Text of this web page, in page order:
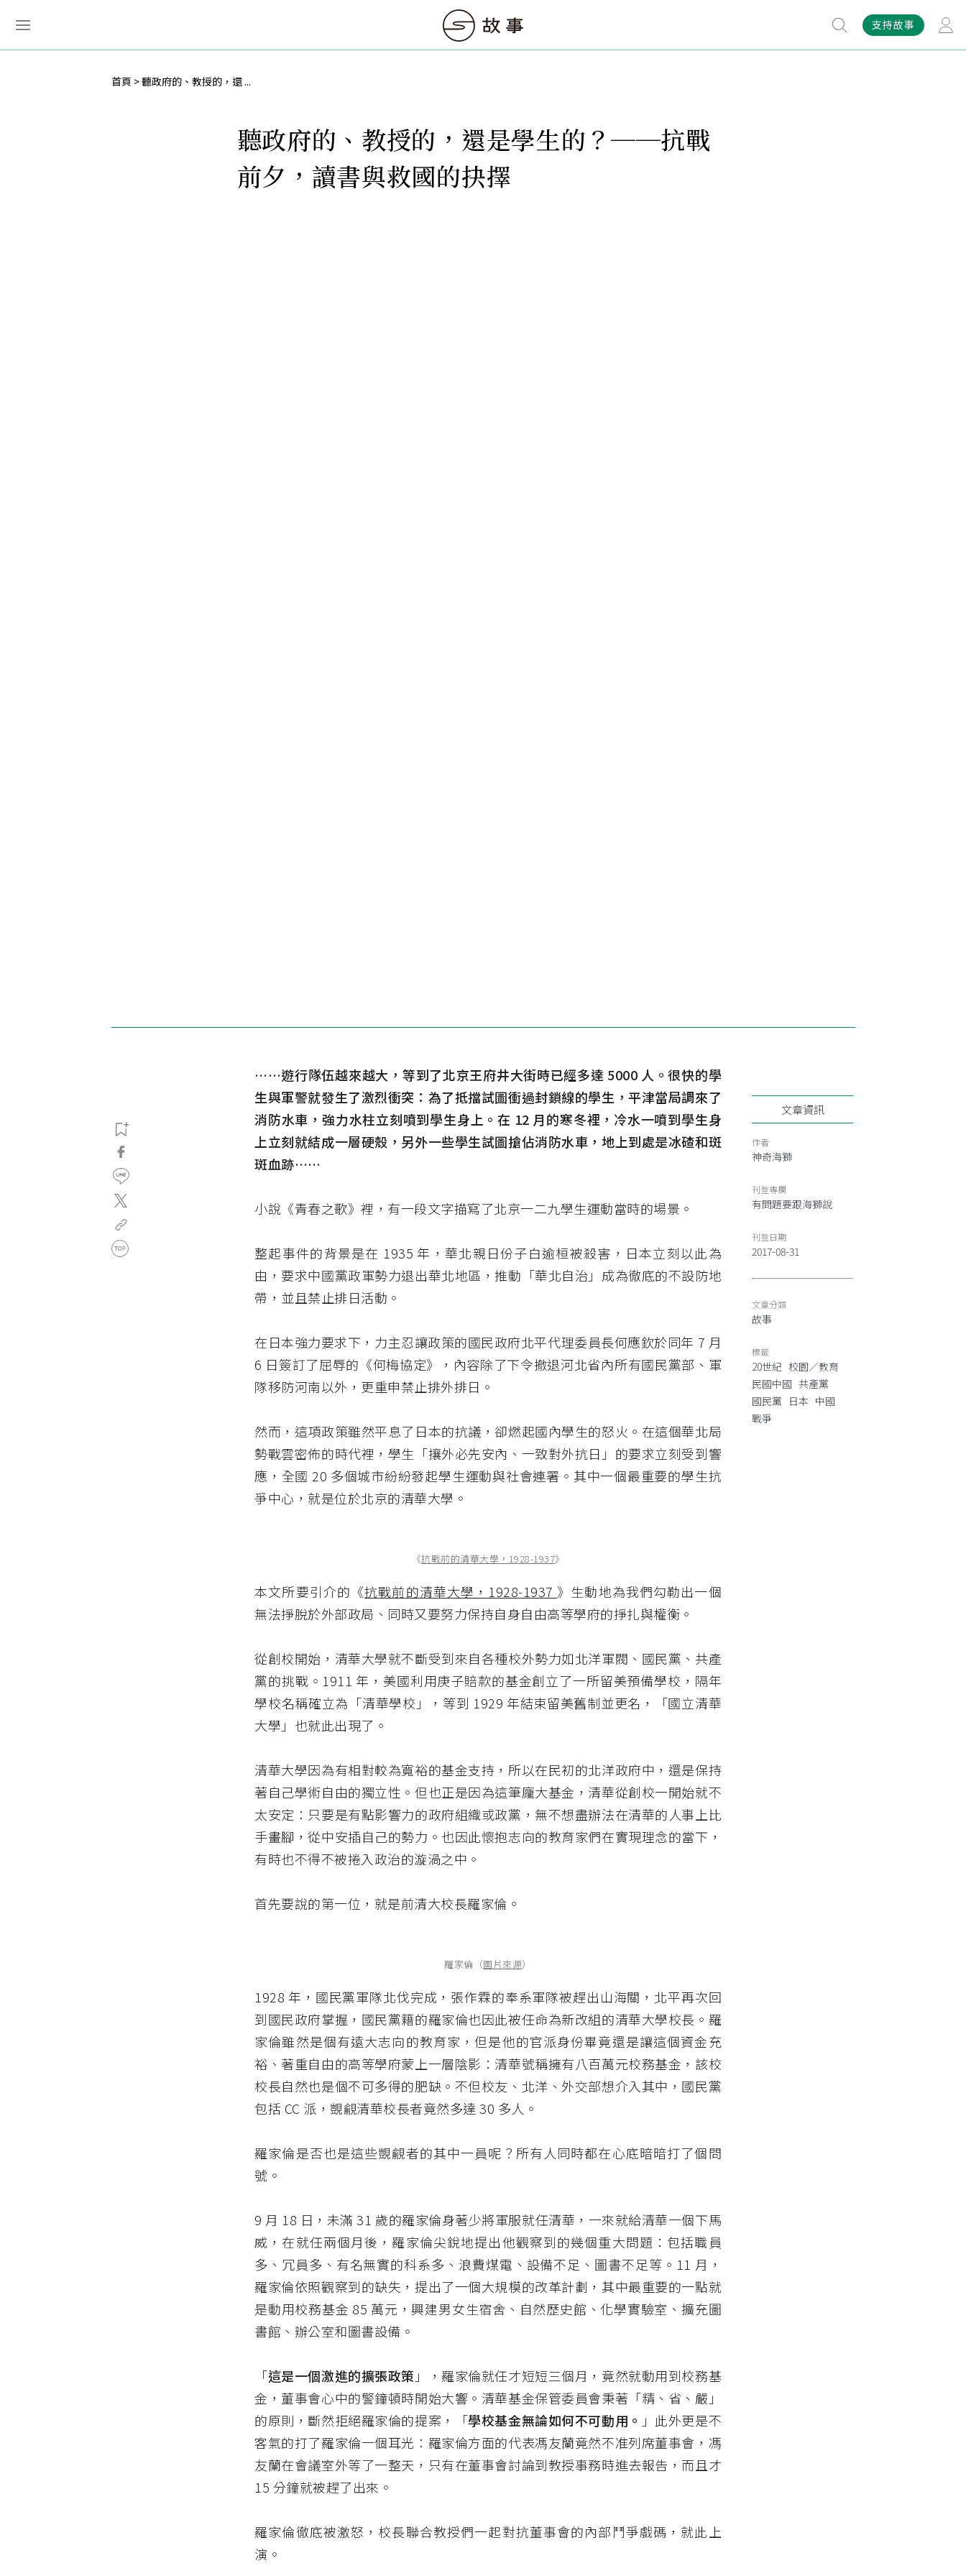
支持故事
首頁 聽政府的、教授的，還 ...
聽政府的、教授的，還是學生的？──抗戰
前夕，讀書與救國的抉擇
……遊行隊伍越來越大，等到了北京王府井大街時已經多達 5000 人。很快的學
生與軍警就發生了激烈衝突：為了抵擋試圖衝過封鎖線的學生，平津當局調來了
消防水車，強力水柱立刻噴到學生身上。在 12 月的寒冬裡，冷水一噴到學生身
上立刻就結成一層硬殼，另外一些學生試圖搶佔消防水車，地上到處是冰碴和斑
斑血跡……
小說《青春之歌》裡，有一段文字描寫了北京一二九學生運動當時的場景。
整起事件的背景是在 1935 年，華北親日份子白逾桓被殺害，日本立刻以此為
由，要求中國黨政軍勢力退出華北地區，推動「華北自治」成為徹底的不設防地
帶，並且禁止排日活動。
在日本強力要求下，力主忍讓政策的國民政府北平代理委員長何應欽於同年 7 月
6 日簽訂了屈辱的《何梅協定》，內容除了下令撤退河北省內所有國民黨部、軍
隊移防河南以外，更重申禁止排外排日。
然而，這項政策雖然平息了日本的抗議，卻燃起國內學生的怒火。在這個華北局
勢戰雲密佈的時代裡，學生「攘外必先安內、一致對外抗日」的要求立刻受到響
應，全國 20 多個城市紛紛發起學生運動與社會連署。其中一個最重要的學生抗
爭中心，就是位於北京的清華大學。
《抗戰前的清華大學，1928-1937》
本文所要引介的《抗戰前的清華大學，1928-1937 》生動地為我們勾勒出一個
無法掙脫於外部政局、同時又要努力保持自身自由高等學府的掙扎與權衡。
從創校開始，清華大學就不斷受到來自各種校外勢力如北洋軍閥、國民黨、共產
黨的挑戰。1911 年，美國利用庚子賠款的基金創立了一所留美預備學校，隔年
學校名稱確立為「清華學校」，等到 1929 年結束留美舊制並更名，「國立清華
大學」也就此出現了。
清華大學因為有相對較為寬裕的基金支持，所以在民初的北洋政府中，還是保持
著自己學術自由的獨立性。但也正是因為這筆龐大基金，清華從創校一開始就不
太安定：只要是有點影響力的政府組織或政黨，無不想盡辦法在清華的人事上比
手畫腳，從中安插自己的勢力。也因此懷抱志向的教育家們在實現理念的當下，
有時也不得不被捲入政治的漩渦之中。
首先要說的第一位，就是前清大校長羅家倫。
羅家倫（圖片來源）
1928 年，國民黨軍隊北伐完成，張作霖的奉系軍隊被趕出山海關，北平再次回
到國民政府掌握，國民黨籍的羅家倫也因此被任命為新改組的清華大學校長。羅
家倫雖然是個有遠大志向的教育家，但是他的官派身份畢竟還是讓這個資金充
裕、著重自由的高等學府蒙上一層陰影：清華號稱擁有八百萬元校務基金，該校
校長自然也是個不可多得的肥缺。不但校友、北洋、外交部想介入其中，國民黨
包括 CC 派，覬覦清華校長者竟然多達 30 多人。
羅家倫是否也是這些覬覦者的其中一員呢？所有人同時都在心底暗暗打了個問
號。
9 月 18 日，未滿 31 歲的羅家倫身著少將軍服就任清華，一來就給清華一個下馬
威，在就任兩個月後，羅家倫尖銳地提出他觀察到的幾個重大問題：包括職員
多、冗員多、有名無實的科系多、浪費煤電、設備不足、圖書不足等。11 月，
羅家倫依照觀察到的缺失，提出了一個大規模的改革計劃，其中最重要的一點就
是動用校務基金 85 萬元，興建男女生宿舍、自然歷史館、化學實驗室、擴充圖
書館、辦公室和圖書設備。
「這是一個激進的擴張政策 」，羅家倫就任才短短三個月，竟然就動用到校務基
金，董事會心中的警鐘頓時開始大響。清華基金保管委員會秉著「精、省、嚴」
的原則，斷然拒絕羅家倫的提案，「學校基金無論如何不可動用。 」此外更是不
客氣的打了羅家倫一個耳光：羅家倫方面的代表馮友蘭竟然不准列席董事會，馮
友蘭在會議室外等了一整天，只有在董事會討論到教授事務時進去報告，而且才
15 分鐘就被趕了出來。
羅家倫徹底被激怒，校長聯合教授們一起對抗董事會的內部鬥爭戲碼，就此上
演。
文章資訊
作者
神奇海獅
刊登專欄
有問題要跟海獅說
刊登日期
2017-08-31
文章分類
故事
標籤
20世紀 校園／教育
民國中國 共產黨
國民黨 日本 中國
戰爭